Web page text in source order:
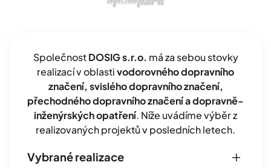
SpolečnostDOSIG s.r.o. má za sebou stovky
realizací v oblastivodorovného dopravního
značení, svislého dopravního značení,
přechodného dopravního značení a dopravně-
inženýrských opatření. Níže uvádíme výběr z
realizovaných projektů v posledních letech.
Vybrané realizace